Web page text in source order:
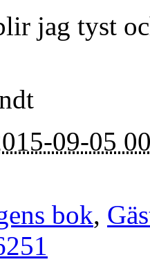
jag tyst
09-05
bok,